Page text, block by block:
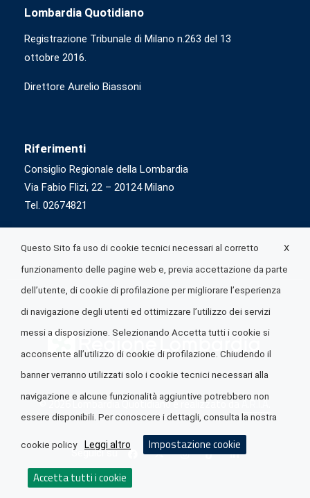
Lombardia Quotidiano
Registrazione Tribunale di Milano n.263 del 13
ottobre 2016.
Direttore Aurelio Biassoni
Riferimenti
Consiglio Regionale della Lombardia
Via Fabio Flizi, 22 – 20124 Milano
Tel. 02674821
© 2026 Lombardia Quotidiano è realizzato daA.R.I.A.
Seguici su
X
Questo Sito fa uso di cookie tecnici necessari al corretto
funzionamento delle pagine web e, previa accettazione da parte
dell’utente, di cookie di profilazione per migliorare l’esperienza
di navigazione degli utenti ed ottimizzare l’utilizzo dei servizi
messi a disposizione. Selezionando Accetta tutti i cookie si
acconsente all’utilizzo di cookie di profilazione. Chiudendo il
banner verranno utilizzati solo i cookie tecnici necessari alla
navigazione e alcune funzionalità aggiuntive potrebbero non
essere disponibili. Per conoscere i dettagli, consulta la nostra
cookie policy Leggi altro Impostazione cookie
Accetta tutti i cookie